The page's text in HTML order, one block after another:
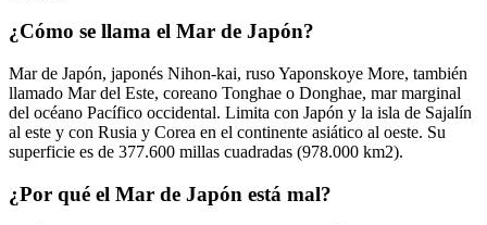
¿Cómo se llama el Mar de Japón?
Mar de Japón, japonés Nihon-kai, ruso Yaponskoye More, también
llamado Mar del Este, coreano Tonghae o Donghae, mar marginal
del océano Pacífico occidental. Limita con Japón y la isla de Sajalín
al este y con Rusia y Corea en el continente asiático al oeste. Su
superficie es de 377.600 millas cuadradas (978.000 km2).
¿Por qué el Mar de Japón está mal?